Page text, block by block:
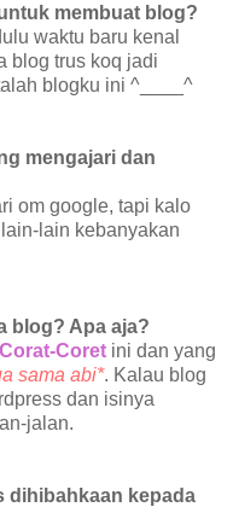
membuat blog?
waktu baru kenal
blog trus koq jadi
blogku ini ^____^
mengajari dan
om google, tapi kalo
lain kebanyakan
blog? Apa aja?
Corat-Coret ini dan yang
sama abi*. Kalau blog
dan isinya
jalan.
dihibahkaan kepada